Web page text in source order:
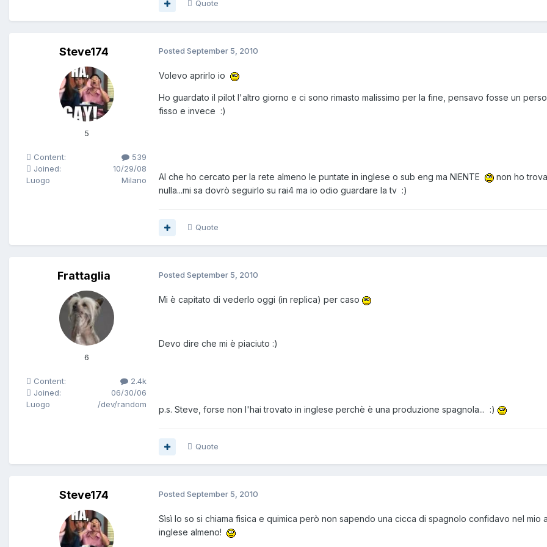
Quote
Steve174
5
Content:
539
Joined:
10/29/08
Luogo
Milano
Posted September 5, 2010
Volevo aprirlo io
Ho guardato il pilot l'altro giorno e ci sono rimasto malissimo per la fine, pensavo fosse un
fisso e invece :)
Al che ho cercato per la rete almeno le puntate in inglese o sub eng ma NIENTE
non ho
nulla...mi sa dovrò seguirlo su rai4 ma io odio guardare la tv :)
Quote
Frattaglia
6
Content:
2.4k
Joined:
06/30/06
Luogo
/dev/random
Posted September 5, 2010
Mi è capitato di vederlo oggi (in replica) per caso
Devo dire che mi è piaciuto :)
p.s. Steve, forse non l'hai trovato in inglese perchè è una produzione spagnola... :)
Quote
Steve174 Posted September 5, 2010
Sìsì lo so si chiama fisica e quimica però non sapendo una cicca di spagnolo confidavo nel mio
inglese almeno!